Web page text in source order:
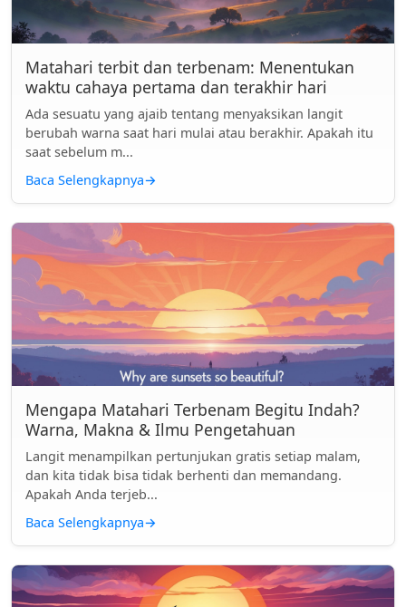
Matahari terbit dan terbenam: Menentukan
waktu cahaya pertama dan terakhir hari
Ada sesuatu yang ajaib tentang menyaksikan langit
berubah warna saat hari mulai atau berakhir. Apakah itu
saat sebelum m...
Baca Selengkapnya→
Mengapa Matahari Terbenam Begitu Indah?
Warna, Makna & Ilmu Pengetahuan
Langit menampilkan pertunjukan gratis setiap malam,
dan kita tidak bisa tidak berhenti dan memandang.
Apakah Anda terjeb...
Baca Selengkapnya→